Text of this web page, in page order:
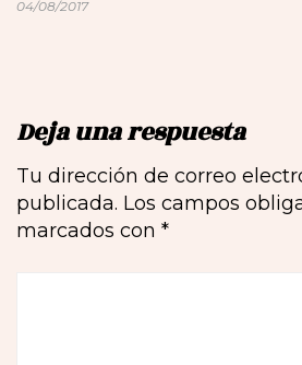
04/08/2017
Deja una respuesta
Tu dirección de correo
publicada. Los campos
marcados con *